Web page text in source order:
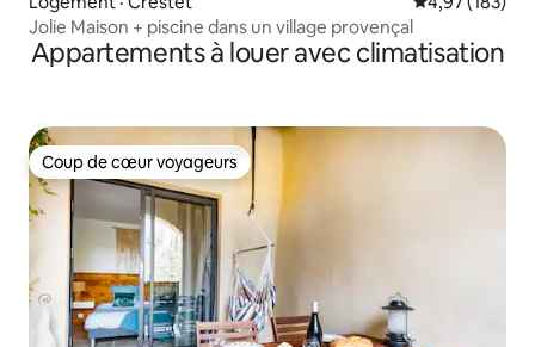
Jolie Maison + piscine dans un village provençal
Appartements à louer avec climatisation
Coup de cœur voyageurs
Coup de cœur voyageurs